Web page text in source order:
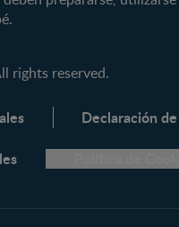
KLIM®
NESCARE®
rights reserved.
Declaración